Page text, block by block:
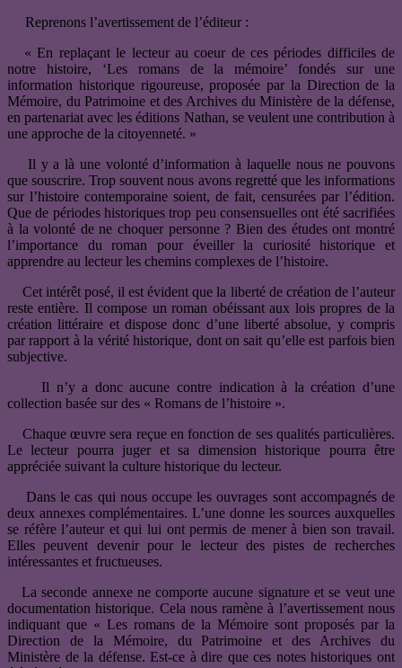
Reprenons l’avertissement de l’éditeur :
« En replaçant le lecteur au coeur de ces périodes difficiles de
notre histoire, ‘Les romans de la mémoire’ fondés sur une
information historique rigoureuse, proposée par la Direction de la
Mémoire, du Patrimoine et des Archives du Ministère de la défense,
en partenariat avec les éditions Nathan, se veulent une contribution à
une approche de la citoyenneté. »
Il y a là une volonté d’information à laquelle nous ne pouvons
que souscrire. Trop souvent nous avons regretté que les informations
sur l’histoire contemporaine soient, de fait, censurées par l’édition.
Que de périodes historiques trop peu consensuelles ont été sacrifiées
à la volonté de ne choquer personne ? Bien des études ont montré
l’importance du roman pour éveiller la curiosité historique et
apprendre au lecteur les chemins complexes de l’histoire.
Cet intérêt posé, il est évident que la liberté de création de l’auteur
reste entière. Il compose un roman obéissant aux lois propres de la
création littéraire et dispose donc d’une liberté absolue, y compris
par rapport à la vérité historique, dont on sait qu’elle est parfois bien
subjective.
Il n’y a donc aucune contre indication à la création d’une
collection basée sur des « Romans de l’histoire ».
Chaque œuvre sera reçue en fonction de ses qualités particulières.
Le lecteur pourra juger et sa dimension historique pourra être
appréciée suivant la culture historique du lecteur.
Dans le cas qui nous occupe les ouvrages sont accompagnés de
deux annexes complémentaires. L’une donne les sources auxquelles
se réfère l’auteur et qui lui ont permis de mener à bien son travail.
Elles peuvent devenir pour le lecteur des pistes de recherches
intéressantes et fructueuses.
La seconde annexe ne comporte aucune signature et se veut une
documentation historique. Cela nous ramène à l’avertissement nous
indiquant que « Les romans de la Mémoire sont proposés par la
Direction de la Mémoire, du Patrimoine et des Archives du
Ministère de la défense. Est-ce à dire que ces notes historiques ont